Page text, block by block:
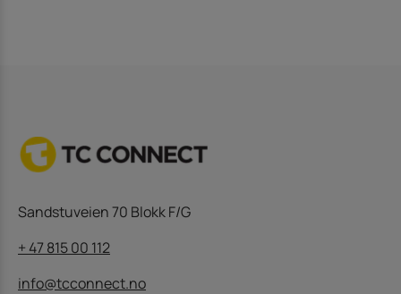
Sandstuveien 70 Blokk F/G
+ 47 815 00 112
info@tcconnect.no